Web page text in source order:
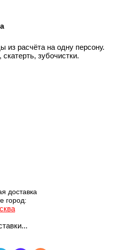
из расчёта на одну персону.
зубочистки.
доставка
город: